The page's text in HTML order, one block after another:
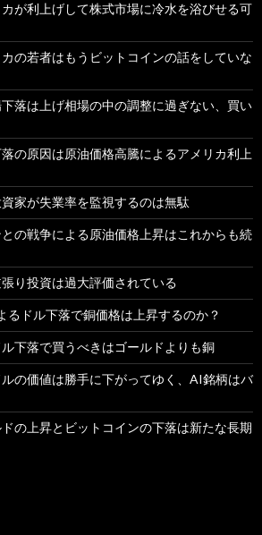
が利上げして株式市場に冷水を浴びせる可
の若者はもうビットコインの話をしていな
落は上げ相場の中の調整に過ぎない、買い
の原因は原油価格高騰によるアメリカ利上
家が失業率を監視するのは無駄
の戦争による原油価格上昇はこれからも続
り投資は過大評価されている
るドル下落で銅価格は上昇するのか？
下落で買うべきはゴールドよりも銅
ルの価値は勝手に下がってゆく、AI銘柄はバ
の上昇とビットコインの下落は新たな長期